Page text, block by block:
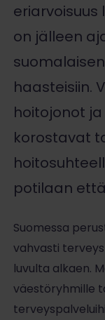
on jälleen
haasteisiin.
hoitojonot
korostavat
potilaan
Suomessa
vahvasti
luvulta alkaen.
väestöryhmille